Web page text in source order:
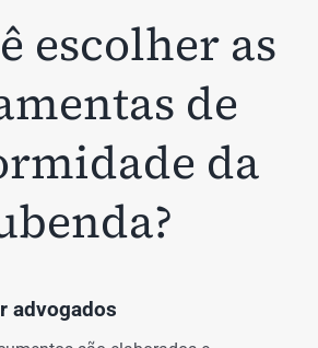
escolher as
de
da
advogados